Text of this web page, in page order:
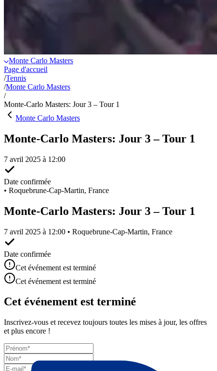
Monte Carlo Masters
Page d'accueil
/Tennis
/Monte Carlo Masters
/
Monte-Carlo Masters: Jour 3 – Tour 1
Monte Carlo Masters
Monte-Carlo Masters: Jour 3 – Tour 1
7 avril 2025 à 12:00
Date confirmée
• Roquebrune-Cap-Martin, France
Monte-Carlo Masters: Jour 3 – Tour 1
7 avril 2025 à 12:00 • Roquebrune-Cap-Martin, France
Date confirmée
Cet événement est terminé
Cet événement est terminé
Cet événement est terminé
Inscrivez-vous et recevez toujours toutes les mises à jour, les offres
et plus encore !